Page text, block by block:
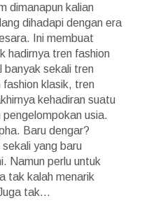
dimanapun kalian
dihadapi dengan era
Ini membuat
hadirnya tren fashion
banyak sekali tren
fashion klasik, tren
kehadiran suatu
usia.
Baru dengar?
yang baru
Namun perlu untuk
tak kalah menarik
tak...